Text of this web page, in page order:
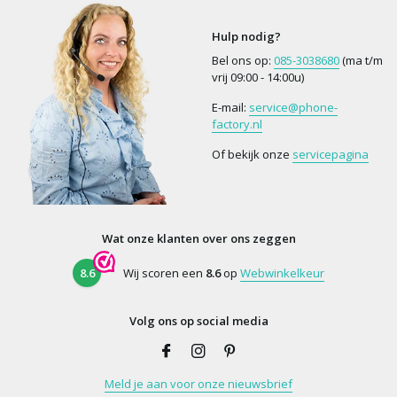
Hulp nodig?
Bel ons op: 085-3038680(ma t/m
vrij 09:00 - 14:00u)
E-mail: service@phone-
factory.nl
Of bekijk onze servicepagina
Wat onze klanten over ons zeggen
8.6 Wij scoren een 8.6op Webwinkelkeur
Volg ons op social media
Meld je aan voor onze nieuwsbrief